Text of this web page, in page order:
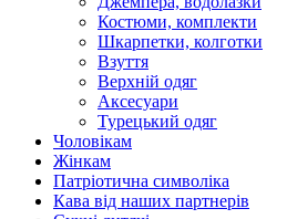
Костюми, комплекти
Шкарпетки, колготки
Взуття
Верхній одяг
Аксесуари
Турецький одяг
Чоловікам
Жінкам
Патріотична символіка
Кава від наших партнерів